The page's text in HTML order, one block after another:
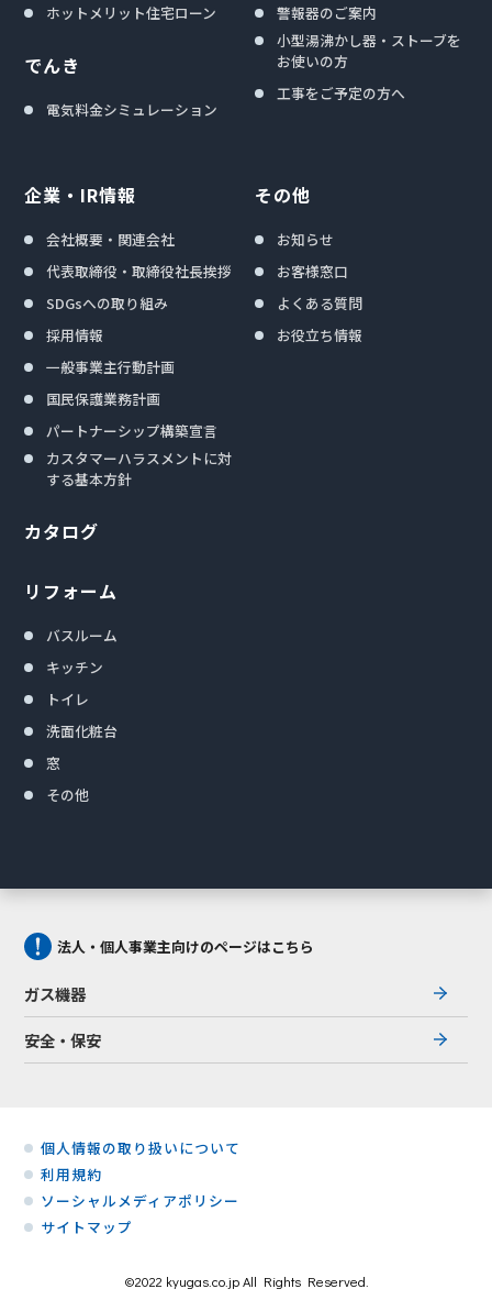
ホットメリット住宅ローン
でんき
電気料金シミュレーション
警報器のご案内
小型湯沸かし器・ストーブを
お使いの方
工事をご予定の方へ
企業・IR情報
会社概要・関連会社
代表取締役・取締役社長挨拶
SDGsへの取り組み
採用情報
一般事業主行動計画
国民保護業務計画
パートナーシップ構築宣言
カスタマーハラスメントに対
する基本方針
カタログ
リフォーム
バスルーム
キッチン
トイレ
洗面化粧台
窓
その他
その他
お知らせ
お客様窓口
よくある質問
お役立ち情報
法人・個人事業主向けのページはこちら
ガス機器
安全・保安
個人情報の取り扱いについて
利用規約
ソーシャルメディアポリシー
サイトマップ
©2022 kyugas.co.jp All Rights Reserved.